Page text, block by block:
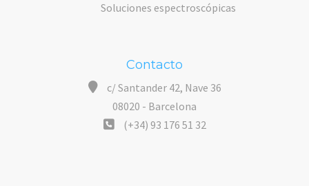
Soluciones espectroscópicas
Contacto
c/ Santander 42, Nave 36
08020 - Barcelona
(+34) 93 176 51 32